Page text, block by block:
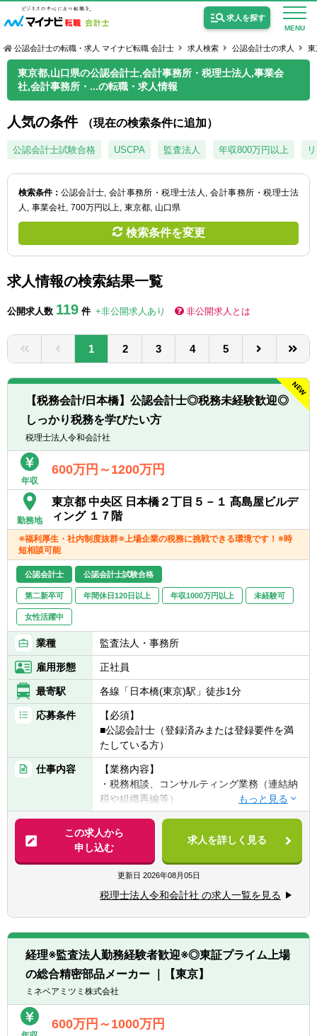
MENU
求人を探す
公認会計士試験合格向けの求人
ご利用ガイド
非公開求人とは？
求人情報
公認会計士の転職・求人 マイナビ転職 会計士 求人検索 公認会計士の求人 東
東京都,山口県の公認会計士,会計事務所・税理士法人,事業会
社,会計事務所・...の転職・求人情報
人気の条件 （現在の検索条件に追加）
公認会計士試験合格 USCPA 監査法人 年収800万円以上
検索条件： 公認会計士 会計事務所・税理士法人
会計事務所・税理士法
人
事業会社 700万円以上 東京都 山口県
検索条件を変更
求人情報の検索結果一覧
公開求人数 119 件 +非公開求人あり 非公開求人とは
1 2 3 4 5
【税務会計/日本橋】公認会計士◎税務未経験歓迎◎
しっかり税務を学びたい方
税理士法人令和会計社
年収
600万円～1200万円
勤務地
東京都 中央区 日本橋２丁目５－１ 髙島屋ビルデ
ィング １７階
※福利厚生・社内制度抜群※上場企業の税務に挑戦できる環境です！※時
短相談可能
公認会計士 公認会計士試験合格
第二新卒可 年間休日120日以上 年収1000万円以上 未経験可
女性活躍中
業種 監査法人・事務所
雇用形態 正社員
最寄駅 各線「日本橋(東京)駅」徒歩1分
応募条件
【必須】
■公認会計士（登録済みまたは登録要件を満
たしている方）
仕事内容
【業務内容】
・税務相談、コンサルティング業務（連結納
税や組織再編等）
・税金計算
・各種税務申告書作成
・年末調整、確定申告業務
・法人設立に関する手続き及び届出
・M＆A業務（税務DD等）
様々な企業の税務業務を通し幅広い経験が積
めます。
※税務関連の業務100％となります。
【同社で働くポイント】
・大手・上場企業の税務を経験することがで
きます。
・一部ではなくクライアントの税務に一環し
て携わることができます。
この求人から
申し込む
求人を詳しく見る
更新日 2026年08月05日
税理士法人令和会計社 の求人一覧を見る
経理※監査法人勤務経験者歓迎※◎東証プライム上場
の総合精密部品メーカー ｜【東京】
ミネベアミツミ株式会社
600万円～1000万円